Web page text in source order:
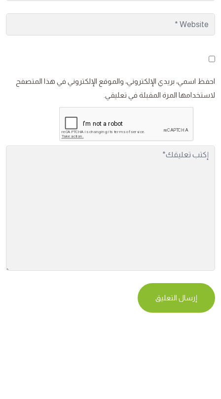
احفظ اسمي، بريدي الإلكتروني، والموقع الإلكتروني في هذا المتصفح
لاستخدامها المرة المقبلة في تعليقي.